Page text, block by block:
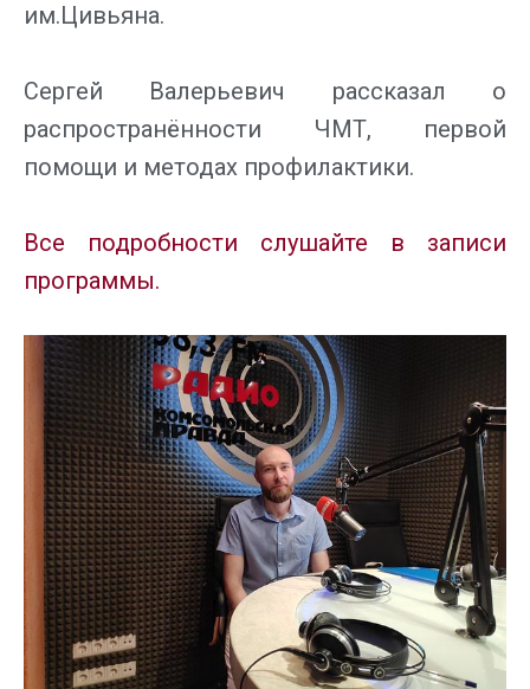
им.Цивьяна.
Сергей Валерьевич рассказал о
распространённости ЧМТ, первой
помощи и методах профилактики.
Все подробности слушайте в записи
программы.